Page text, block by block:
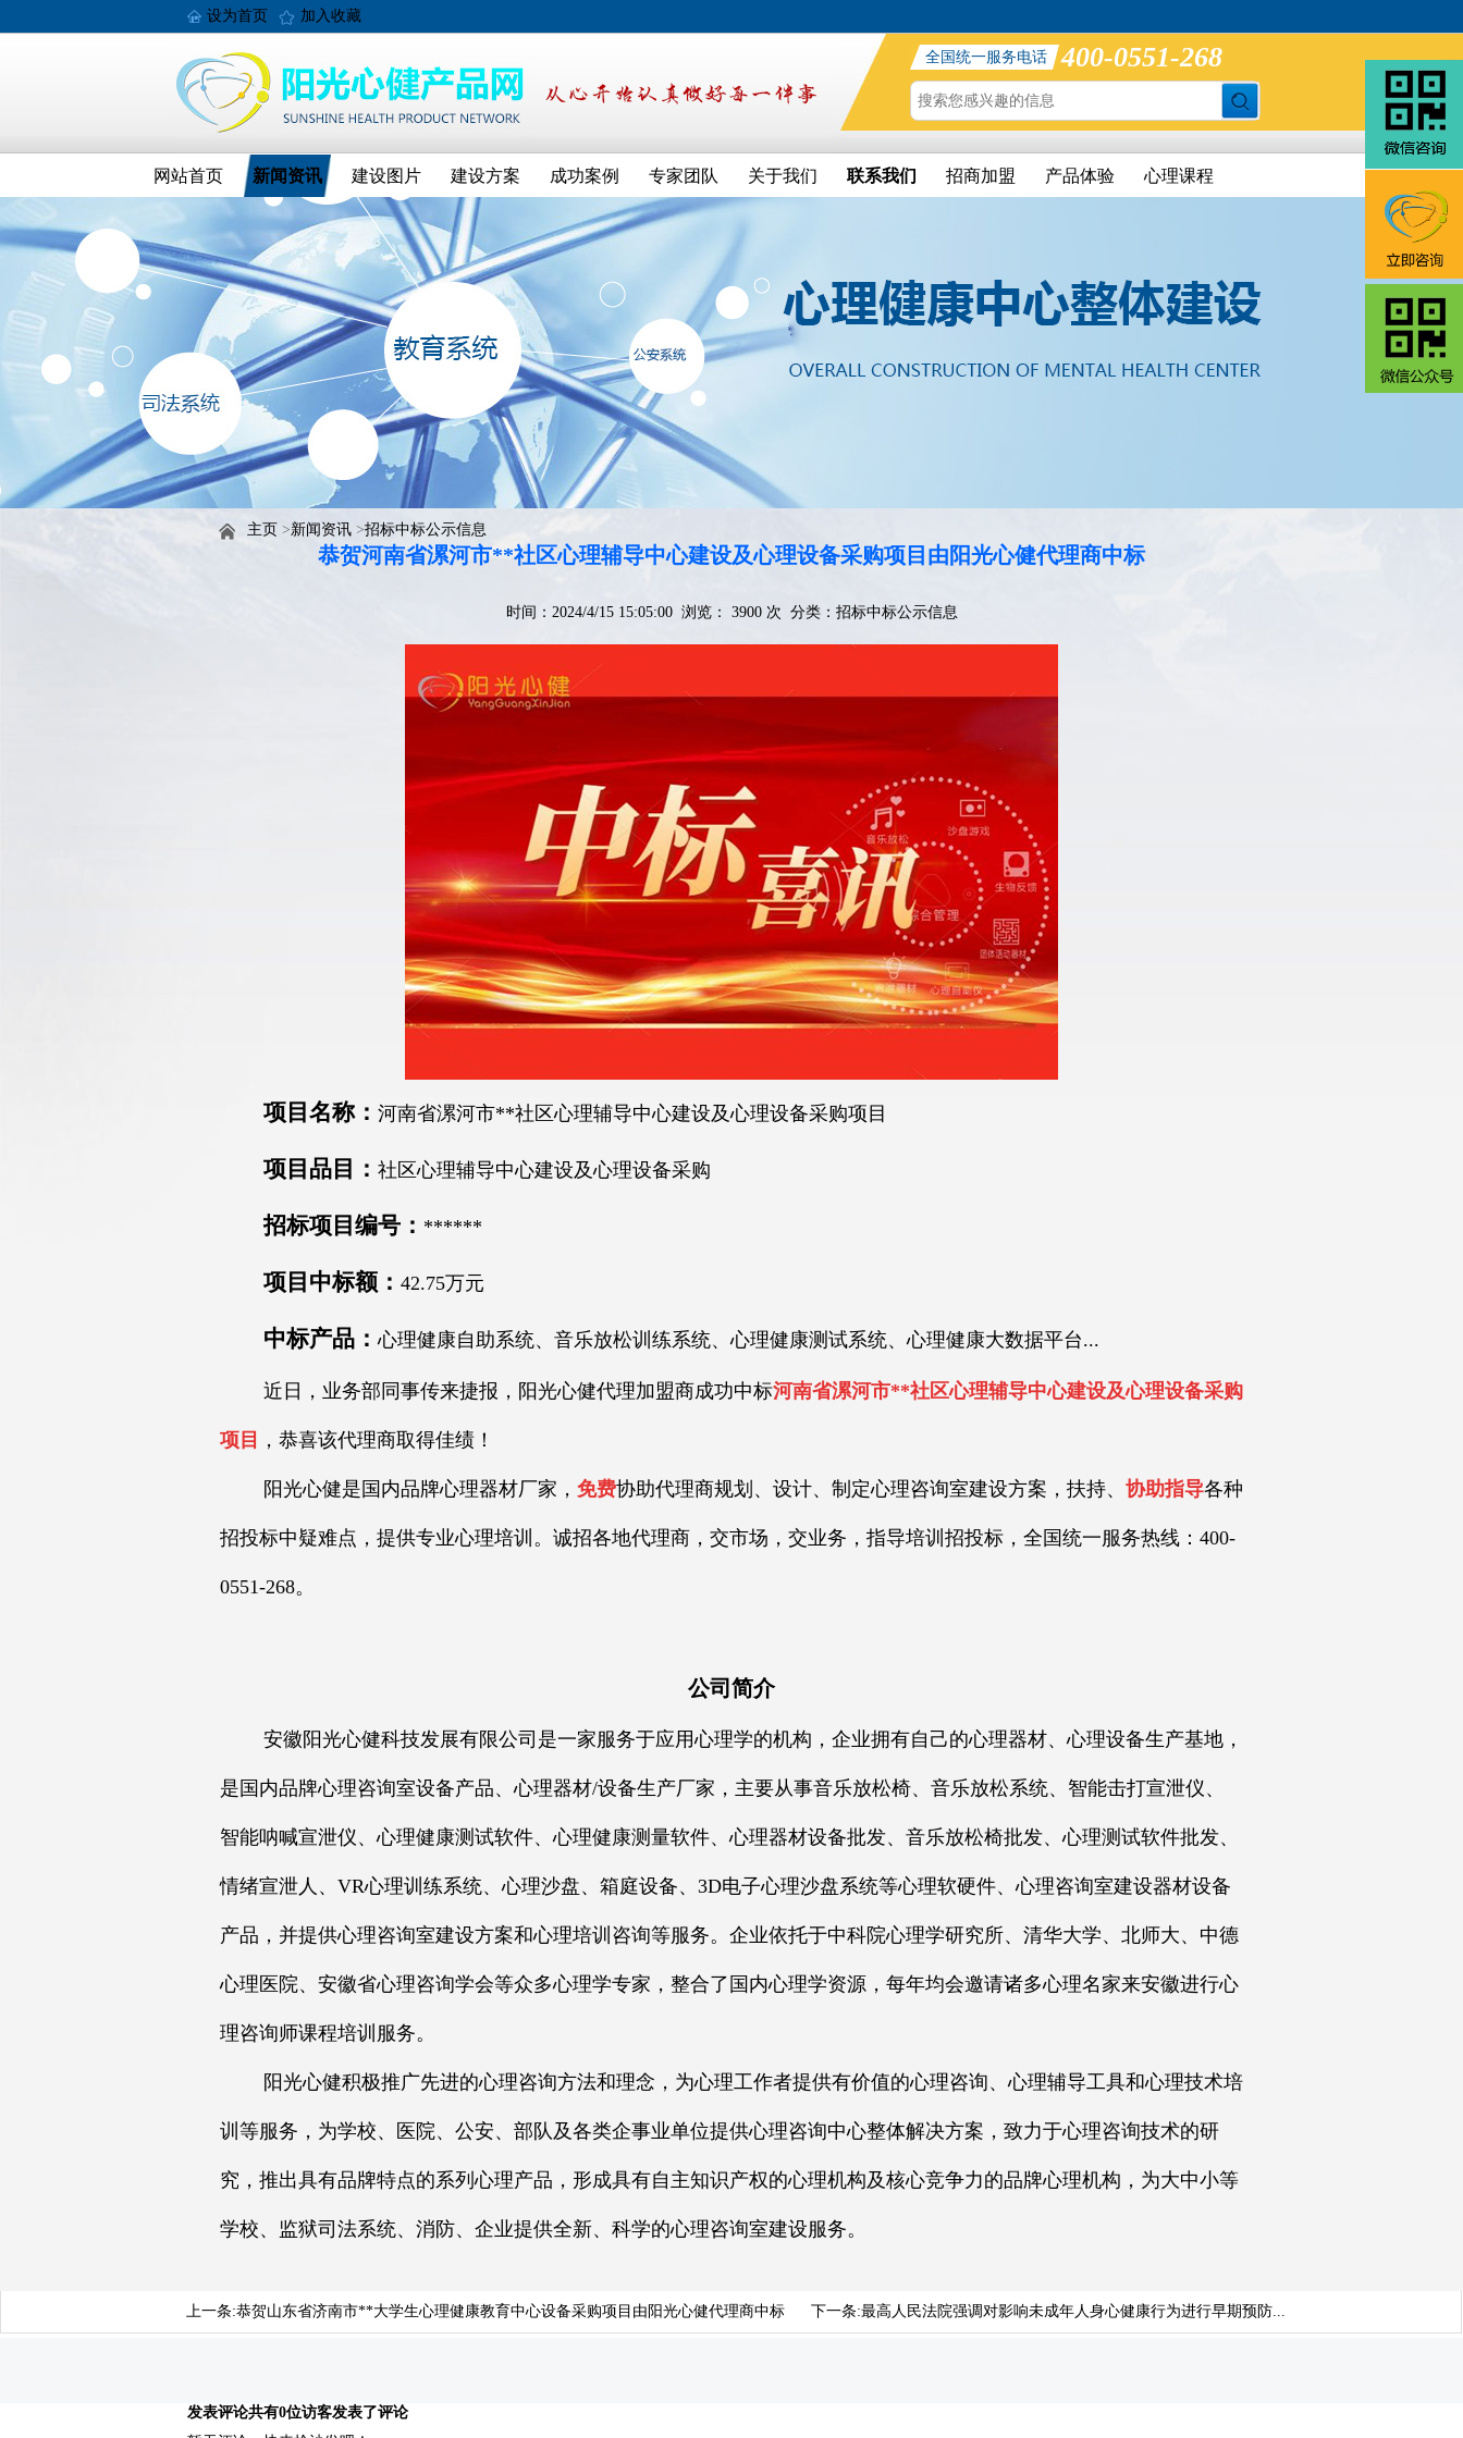
设为首页 加入收藏
全国统一服务电话 400-0551-268
网站首页 新闻资讯 建设图片 建设方案 成功案例 专家团队 关于我们 联系我们 招商加盟 产品体验 心理课程
主页 >新闻资讯 >招标中标公示信息
恭贺河南省漯河市**社区心理辅导中心建设及心理设备采购项目由阳光心健代理商中标
时间：2024/4/15 15:05:00 浏览： 3900 次 分类： 招标中标公示信息
项目名称： 河南省漯河市**社区心理辅导中心建设及心理设备采购项目
项目品目： 社区心理辅导中心建设及心理设备采购
招标项目编号： ******
项目中标额： 42.75万元
中标产品：心理健康自助系统、音乐放松训练系统、心理健康测试系统、心理健康大数据平台...
近日，业务部同事传来捷报，阳光心健代理加盟商成功中标河南省漯河市**社区心理辅导中心建设及心理设备采购
项目 ，恭喜该代理商取得佳绩！
阳光心健是国内品牌心理器材厂家， 免费协助代理商规划、设计、制定心理咨询室建设方案，扶持、 协助指导各种
招投标中疑难点，提供专业心理培训。诚招各地代理商，交市场，交业务，指导培训招投标，全国统一服务热线：400-
0551-268。
公司简介
安徽阳光心健科技发展有限公司是一家服务于应用心理学的机构，企业拥有自己的心理器材、心理设备生产基地，
是国内品牌心理咨询室设备产品、心理器材/设备生产厂家，主要从事音乐放松椅、音乐放松系统、智能击打宣泄仪、
智能呐喊宣泄仪、心理健康测试软件、心理健康测量软件、心理器材设备批发、音乐放松椅批发、心理测试软件批发、
情绪宣泄人、VR心理训练系统、心理沙盘、箱庭设备、3D电子心理沙盘系统等心理软硬件、心理咨询室建设器材设备
产品，并提供心理咨询室建设方案和心理培训咨询等服务。企业依托于中科院心理学研究所、清华大学、北师大、中德
心理医院、安徽省心理咨询学会等众多心理学专家，整合了国内心理学资源，每年均会邀请诸多心理名家来安徽进行心
理咨询师课程培训服务。
阳光心健积极推广先进的心理咨询方法和理念，为心理工作者提供有价值的心理咨询、心理辅导工具和心理技术培
训等服务，为学校、医院、公安、部队及各类企事业单位提供心理咨询中心整体解决方案，致力于心理咨询技术的研
究，推出具有品牌特点的系列心理产品，形成具有自主知识产权的心理机构及核心竞争力的品牌心理机构，为大中小等
学校、监狱司法系统、消防、企业提供全新、科学的心理咨询室建设服务。
上一条:恭贺山东省济南市**大学生心理健康教育中心设备采购项目由阳光心健代理商中标 下一条:最高人民法院强调对影响未成年人身心健康行为进行早期预防...
发表评论共有0位访客发表了评论